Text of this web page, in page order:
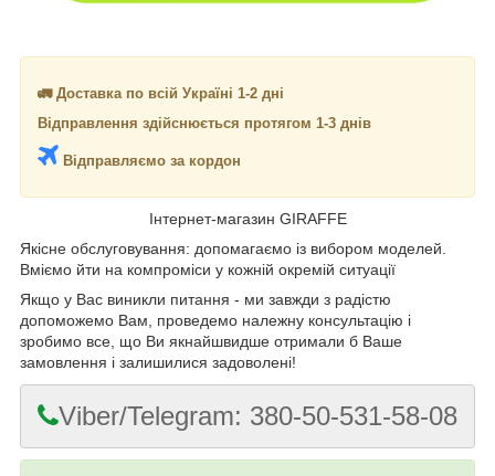
🚛 Доставка по всій Україні 1-2 дні
Відправлення здійснюється протягом 1-3 днів
Відправляємо за кордон
Інтернет-магазин GIRAFFE
Якісне обслуговування: допомагаємо із вибором моделей.
Вміємо йти на компроміси у кожній окремій ситуації
Якщо у Вас виникли питання - ми завжди з радістю
допоможемо Вам, проведемо належну консультацію і
зробимо все, що Ви якнайшвидше отримали б Ваше
замовлення і залишилися задоволені!
Viber/Telegram: 380-50-531-58-08